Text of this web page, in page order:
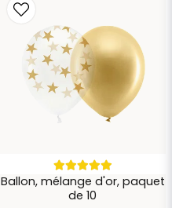
Ballon, mélange d'or, paquet
de 10